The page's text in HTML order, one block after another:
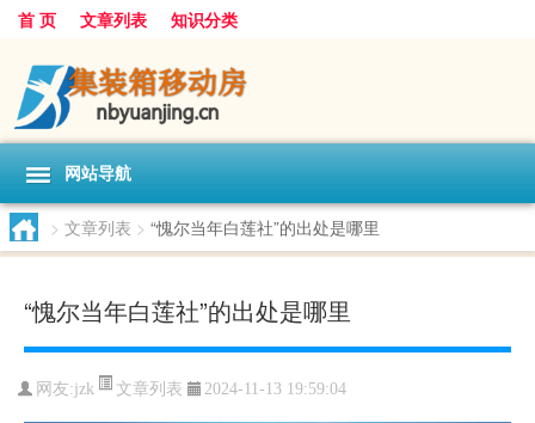
首 页 文章列表 知识分类
网站导航
> 文章列表 > “愧尔当年白莲社”的出处是哪里
“愧尔当年白莲社”的出处是哪里
网友:jzk 文章列表 2024-11-13 19:59:04